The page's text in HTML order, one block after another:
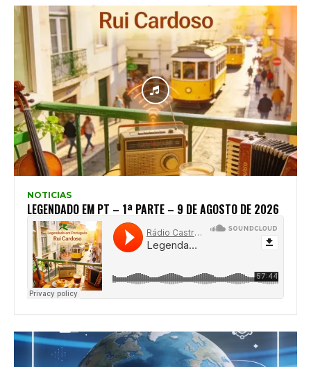
NOTICIAS
LEGENDADO EM PT – 1ª PARTE – 9 DE AGOSTO DE 2026